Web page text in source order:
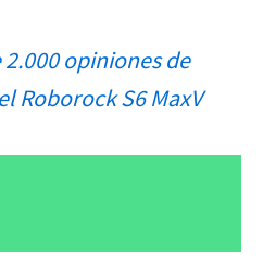
opiniones de
Roborock S6 MaxV